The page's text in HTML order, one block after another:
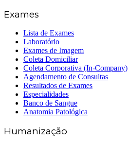
Exames
Lista de Exames
Laboratório
Exames de Imagem
Coleta Domiciliar
Coleta Corporativa (In-Company)
Agendamento de Consultas
Resultados de Exames
Especialidades
Banco de Sangue
Anatomia Patológica
Humanização